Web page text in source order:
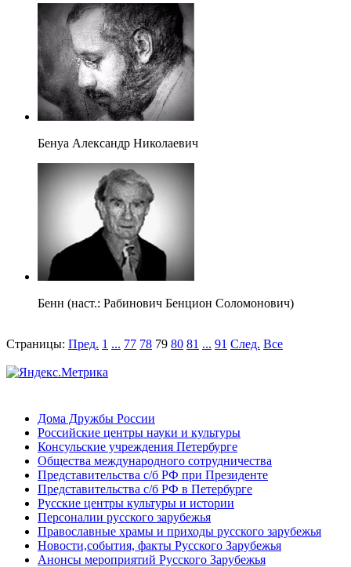
Бенуа Александр Николаевич
Бенн (наст.: Рабинович Бенцион Соломонович)
Страницы: Пред. 1 ... 77 78 79 80 81 ... 91 След. Все
Дома Дружбы России
Российские центры науки и культуры
Консульские учреждения Петербурге
Общества международного сотрудничества
Представительства с/б РФ при Президенте
Представительства с/б РФ в Петербурге
Русские центры культуры и истории
Персоналии русского зарубежья
Православные храмы и приходы русского зарубежья
Новости,события, факты Русского Зарубежья
Анонсы мероприятий Русского Зарубежья